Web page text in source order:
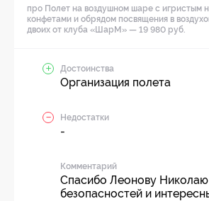
про Полет на воздушном шаре с игристым
конфетами и обрядом посвящения в
двоих от клуба «ШарМ» — 19 980 руб.
Достоинства
Организация полета
Недостатки
-
Комментарий
Спасибо Леонову Николаю
безопасностей и